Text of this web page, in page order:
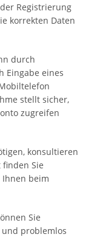
Registrierung
korrekten Daten
durch
Eingabe eines
stellt sicher,
zugreifen
konsultieren
Sie
beim
Sie
problemlos